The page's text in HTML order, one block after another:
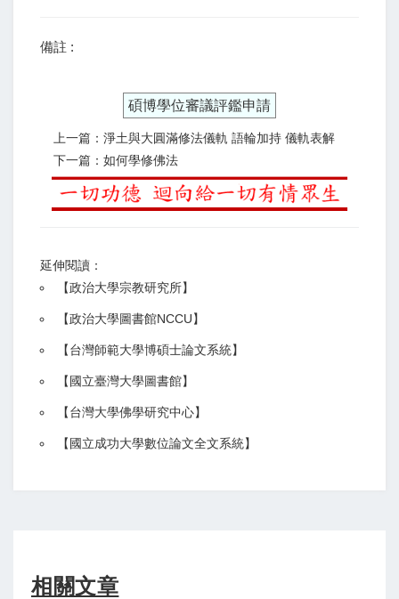
備註 :
碩博學位審議評鑑申請
上一篇：淨土與大圓滿修法儀軌 語輪加持 儀軌表解
下一篇：如何學修佛法
延伸閱讀：
【政治大學宗教研究所】
【政治大學圖書館NCCU】
【台灣師範大學博碩士論文系統】
【 國立臺灣大學圖書館】
【台灣大學佛學研究中心】
【 國立成功大學數位論文全文系統】
相關文章